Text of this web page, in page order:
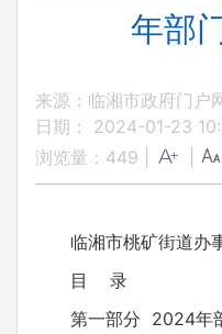
年部
来源：临湘市政府门户
日期： 2024-01-23
浏览量： 449
临湘市桃矿街道办
目 录
第一部分 2024年